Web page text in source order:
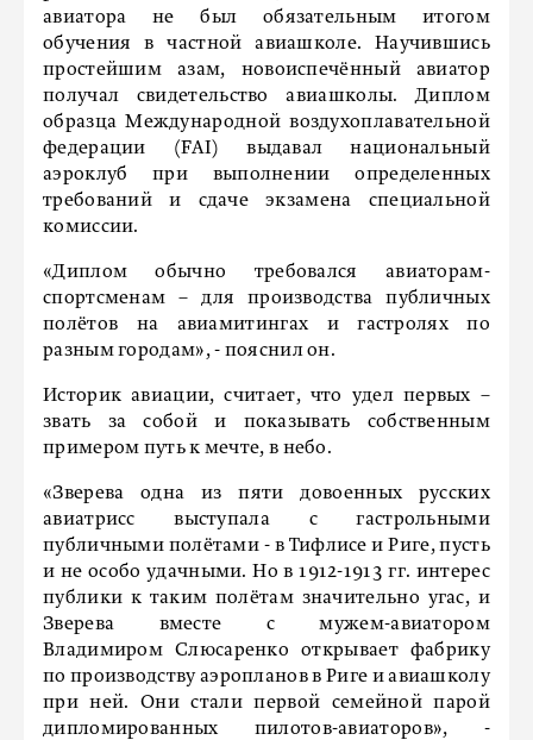
авиатора не был обязательным итогом
обучения в частной авиашколе. Научившись
простейшим азам, новоиспечённый авиатор
получал свидетельство авиашколы. Диплом
образца Международной воздухоплавательной
федерации (FAI) выдавал национальный
аэроклуб при выполнении определенных
требований и сдаче экзамена специальной
комиссии.
«Диплом обычно требовался авиаторам-
спортсменам – для производства публичных
полётов на авиамитингах и гастролях по
разным городам», - пояснил он.
Историк авиации, считает, что удел первых –
звать за собой и показывать собственным
примером путь к мечте, в небо.
«Зверева одна из пяти довоенных русских
авиатрисс выступала с гастрольными
публичными полётами - в Тифлисе и Риге, пусть
и не особо удачными. Но в 1912-1913 гг. интерес
публики к таким полётам значительно угас, и
Зверева вместе с мужем-авиатором
Владимиром Слюсаренко открывает фабрику
по производству аэропланов в Риге и авиашколу
при ней. Они стали первой семейной парой
дипломированных пилотов-авиаторов», -